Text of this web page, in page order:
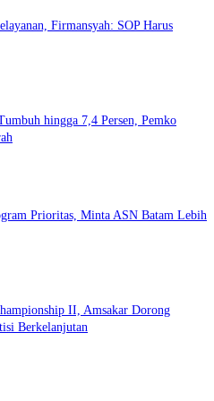
Firmansyah: SOP Harus
hingga 7,4 Persen, Pemko
Prioritas, Minta ASN Batam Lebih
II, Amsakar Dorong
Berkelanjutan